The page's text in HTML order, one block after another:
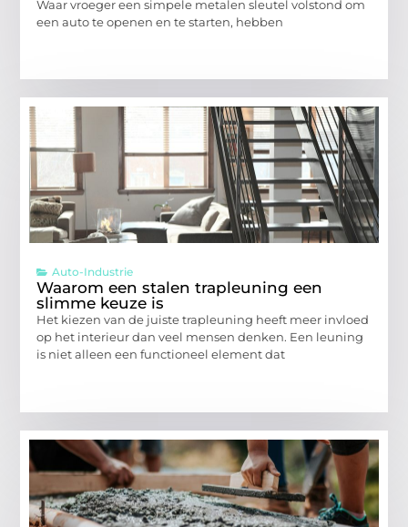
Waar vroeger een simpele metalen sleutel volstond om
een auto te openen en te starten, hebben
Auto-Industrie
Waarom een stalen trapleuning een
slimme keuze is
Het kiezen van de juiste trapleuning heeft meer invloed
op het interieur dan veel mensen denken. Een leuning
is niet alleen een functioneel element dat